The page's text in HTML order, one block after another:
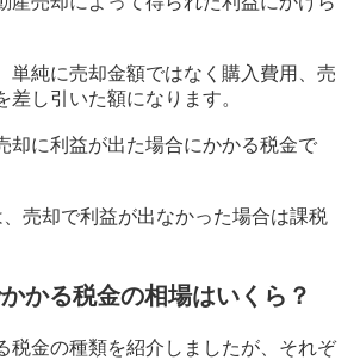
単純に売却金額ではなく購入費用、売
差し引いた額になります。
却に利益が出た場合にかかる税金で
売却で利益が出なかった場合は課税
かる税金の相場はいくら？
税金の種類を紹介しましたが、それぞ